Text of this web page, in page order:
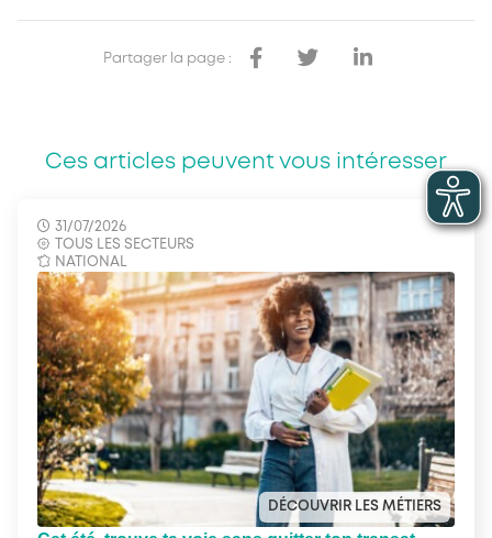
Partager la page :
Ces articles peuvent vous intéresser
31/07/2026
TOUS LES SECTEURS
NATIONAL
DÉCOUVRIR LES MÉTIERS